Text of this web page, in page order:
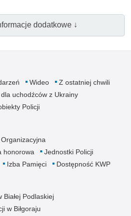
dodatkowe ↓
Wideo
Z ostatniej chwili
uchodźców z Ukrainy
Policji
honorowa
Jednostki Policji
Izba Pamięci Dostępność KWP
Podlaskiej
w Biłgoraju